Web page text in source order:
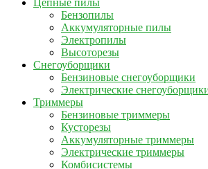
Цепные пилы
Бензопилы
Аккумуляторные пилы
Электропилы
Высоторезы
Снегоуборщики
Бензиновые снегоуборщики
Электрические
Триммеры
Бензиновые триммеры
Кусторезы
Аккумуляторные триммеры
Электрические триммеры
Комбисистемы